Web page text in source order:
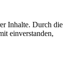
Inhalte. Durch die
einverstanden,